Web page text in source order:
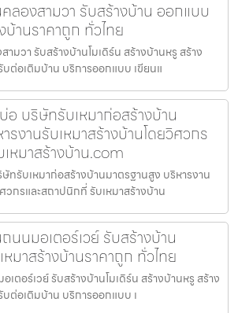
ลองสามวา รับสร้างบ้าน ออกแบบ
บ้านราคาถูก ทั่วไทย
ามวา รับสร้างบ้านโมเดิร์น สร้างบ้านหรู สร้าง
บต่อเติมบ้าน บริการออกแบบ เขียนแ
อ บริษัทรับเหมาก่อสร้างบ้าน
รงานรับเหมาสร้างบ้านโดยวิศวกร
หมาสร้างบ้าน.com
ทรับเหมาก่อสร้างบ้านมาตรฐานสูง บริหารงาน
วกรและสถาปนิกที่ รับเหมาสร้างบ้าน
นนมอเตอร์เวย์ รับสร้างบ้าน
มาสร้างบ้านราคาถูก ทั่วไทย
เตอร์เวย์ รับสร้างบ้านโมเดิร์น สร้างบ้านหรู สร้าง
บต่อเติมบ้าน บริการออกแบบ เ